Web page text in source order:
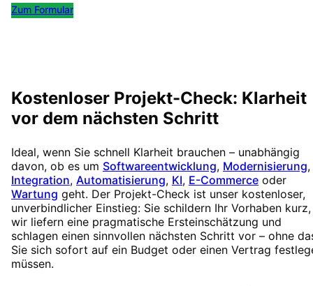
Zum Formular
Kostenloser Projekt-Check: Klarheit
vor dem nächsten Schritt
Ideal, wenn Sie schnell Klarheit brauchen – unabhängig
davon, ob es um Softwareentwicklung, Modernisierung,
Integration, Automatisierung, KI, E-Commerce oder
Wartung geht. Der Projekt-Check ist unser kostenloser,
unverbindlicher Einstieg: Sie schildern Ihr Vorhaben kurz,
wir liefern eine pragmatische Ersteinschätzung und
schlagen einen sinnvollen nächsten Schritt vor – ohne
Sie sich sofort auf ein Budget oder einen Vertrag
müssen.